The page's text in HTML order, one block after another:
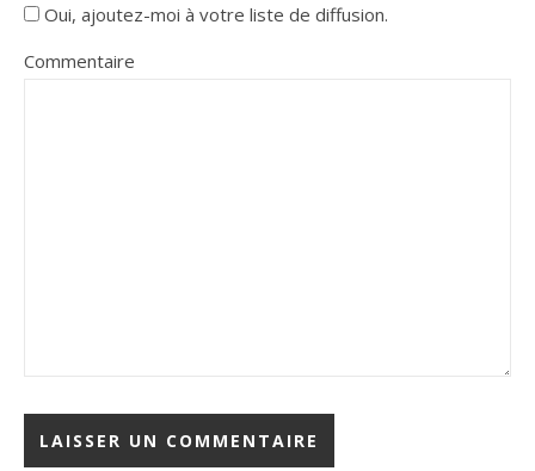
Oui, ajoutez-moi à votre liste de diffusion.
Commentaire